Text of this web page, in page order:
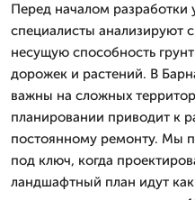
Перед началом разработки
специалисты анализируют
несущую способность
дорожек и растений. В
важны на сложных
планировании приводит к
постоянному ремонту. Мы
под ключ, когда
ландшафтный план идут